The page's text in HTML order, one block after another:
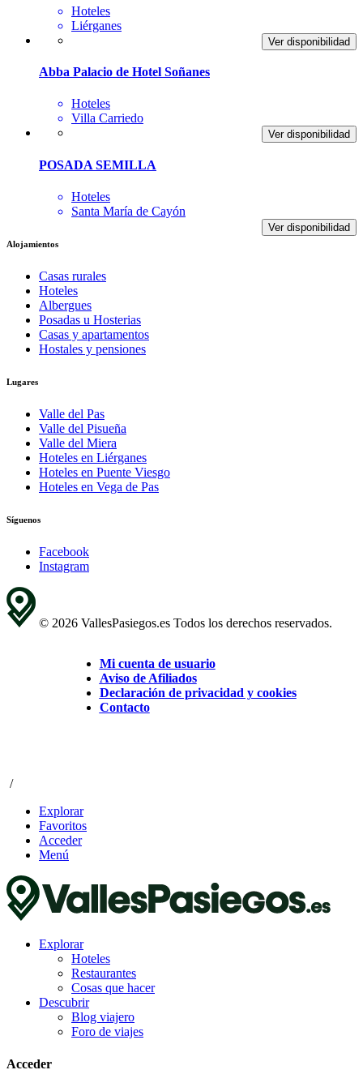
Hoteles
Liérganes
Ver disponibilidad
Abba Palacio de Hotel Soñanes
Hoteles
Villa Carriedo
Ver disponibilidad
POSADA SEMILLA
Hoteles
Santa María de Cayón
Ver disponibilidad
Alojamientos
Casas rurales
Hoteles
Albergues
Posadas u Hosterias
Casas y apartamentos
Hostales y pensiones
Lugares
Valle del Pas
Valle del Pisueña
Valle del Miera
Hoteles en Liérganes
Hoteles en Puente Viesgo
Hoteles en Vega de Pas
Síguenos
Facebook
Instagram
© 2026 VallesPasiegos.es Todos los derechos reservados.
Mi cuenta de usuario
Aviso de Afiliados
Declaración de privacidad y cookies
Contacto
/
Explorar
Favoritos
Acceder
Menú
Explorar
Hoteles
Restaurantes
Cosas que hacer
Descubrir
Blog viajero
Foro de viajes
Acceder